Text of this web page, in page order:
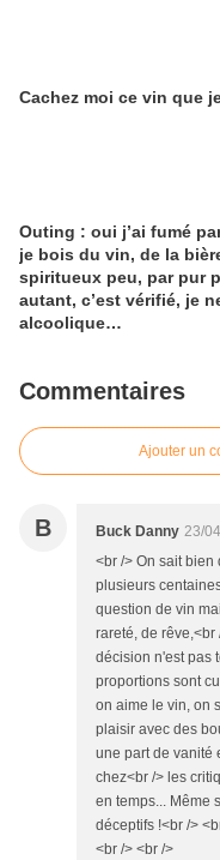
Cachez moi ce vin que
Outing : oui j’ai fumé
je bois du vin, de la
spiritueux peu, par pur
autant, c’est vérifié, je
alcoolique…
Commentaires
Ajouter un
B Buck Danny 23/
<br /> On sait
plusieurs
question de vin
rareté, de
décision n'est pas
proportions sont
on aime le vin, on
plaisir avec des
une part de vanité
chez<br /> les
en temps... Même
déceptifs !<br />
<br /> <br />